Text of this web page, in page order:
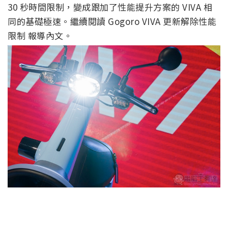
30 秒時間限制，變成跟加了性能提升方案的 VIVA 相
同的基礎極速。繼續閱讀 Gogoro VIVA 更新解除性能
限制 報導內文。